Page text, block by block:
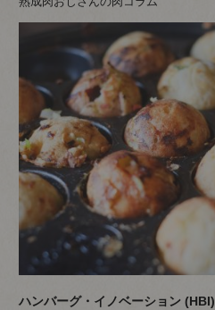
ハンバーグ・イノベーション (HBI)